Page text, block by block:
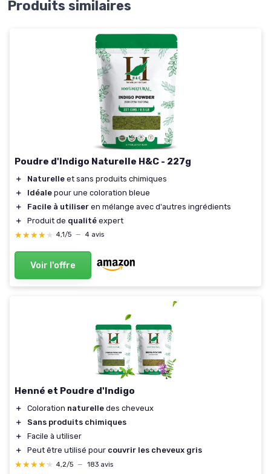
Produits similaires
Poudre d'Indigo Naturelle H&C - 227g
＋ Naturelle et sans produits chimiques
＋
Idéale pour une coloration bleue
＋
Facile à utiliser en mélange avec d'autres ingrédients
＋
Produit de qualité expert
★★★★★
★★★★★ 4,1/5 — 4 avis
Voir l'offre
Henné et Poudre d'Indigo
＋ Coloration naturelle des cheveux
＋
Sans produits chimiques
＋
Facile à utiliser
＋
Peut être utilisé pour couvrir les cheveux gris
★★★★★
★★★★★ 4,2/5 — 183 avis